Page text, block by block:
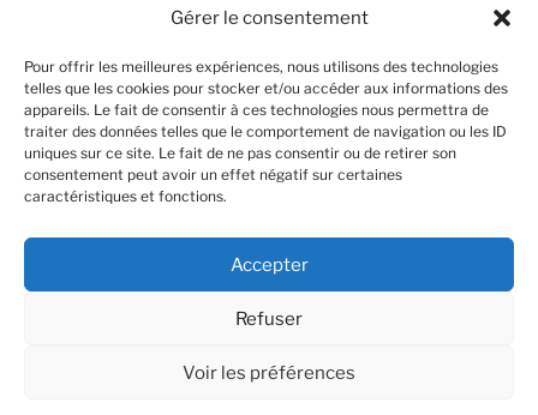
Gérer le consentement
Pour offrir les meilleures expériences, nous utilisons des technologies
telles que les cookies pour stocker et/ou accéder aux informations des
appareils. Le fait de consentir à ces technologies nous permettra de
traiter des données telles que le comportement de navigation ou les ID
uniques sur ce site. Le fait de ne pas consentir ou de retirer son
consentement peut avoir un effet négatif sur certaines
caractéristiques et fonctions.
Accepter
Refuser
Voir les préférences
Fièrement propulsé par WordPress